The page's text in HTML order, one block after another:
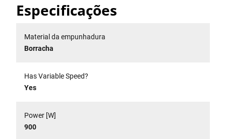
Especificações
Material da empunhadura
Borracha
Has Variable Speed?
Yes
Power [W]
900